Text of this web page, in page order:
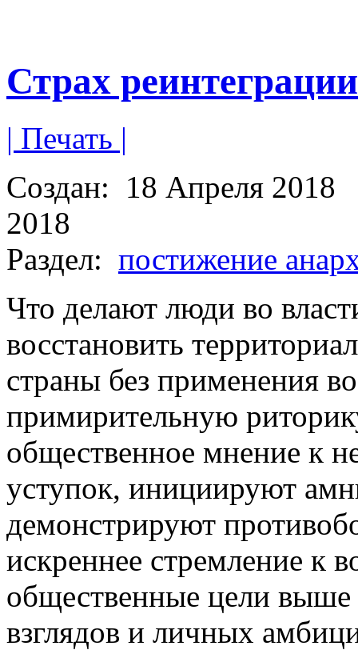
Страх реинтеграции
| Печать |
Создан:
18 Апреля 2018
2018
Раздел: постижение
Что делают люди во
восстановить
страны без применения
примирительную
общественное мнение к
уступок, инициируют
демонстрируют
искреннее стремление к
общественные цели выше
взглядов и личных